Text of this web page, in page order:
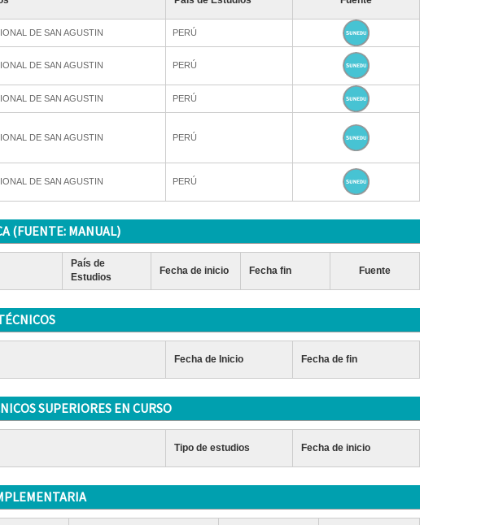
DE SAN AGUSTIN PERÚ
DE SAN AGUSTIN PERÚ
DE SAN AGUSTIN PERÚ
DE SAN AGUSTIN PERÚ
DE SAN AGUSTIN PERÚ
(FUENTE: MANUAL)
País de
Estudios
Fecha de inicio Fecha fin Fuente
Fecha de Inicio Fecha de fin
SUPERIORES EN CURSO
Tipo de estudios Fecha de inicio